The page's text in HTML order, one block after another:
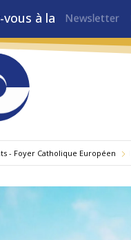
vous à la Newsletter
- Foyer Catholique Européen